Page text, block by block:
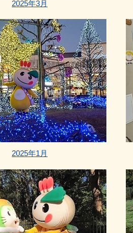
2025年3月
2025年1月